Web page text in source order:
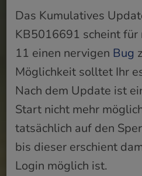
Das Kumulatives
KB5016691 scheint
11 einen nervigen Bug
Möglichkeit solltet Ihr
Nach dem Update ist
Start nicht mehr
tatsächlich auf den
bis dieser erschient
Login möglich ist.